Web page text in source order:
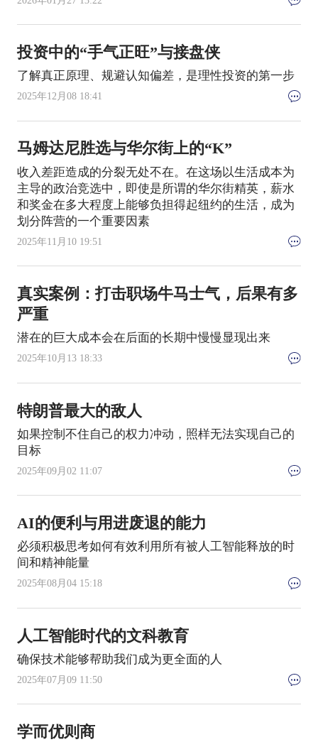
投资中的“手气正旺”与接盘侠
了解真正原理、规避认知偏差，是理性投资的第一步
2025年12月08 18:41
马姆达尼胜选与华尔街上的“K”
收入差距造成的分裂无处不在。在这场以生活成本为
主导的政治竞选中，即使是所谓的华尔街精英，薪水
和奖金在多大程度上能够负担得起纽约的生活，成为
划分阵营的一个重要因素
2025年11月10 19:51
真实案例：打击职场牛马士气，后果有多
严重
潜在的巨大成本会在后面的长期中慢慢显现出来
2025年10月13 18:33
特朗普最大的敌人
如果控制不住自己的权力冲动，照样无法实现自己的
目标
2025年09月02 11:07
AI的便利与用进废退的能力
必须积极思考如何有效利用所有被人工智能释放的时
间和精神能量
2025年08月04 15:18
人工智能时代的文科教育
确保技术能够帮助我们成为更全面的人
2025年07月09 11:50
学而优则商